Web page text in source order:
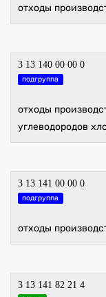
отходы
3 13 140 00 00 0
подгруппа
отходы
углеводородов
3 13 141 00 00 0
подгруппа
отходы
3 13 141 82 21 4